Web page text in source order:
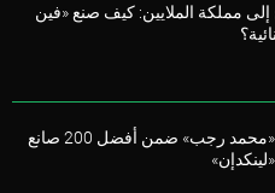
مملكة الملايين: كيف صنع «فين
اختيار رائد الأعمال «محمد رجب» ضمن أفضل 200 صانع